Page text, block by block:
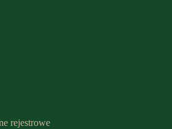
rejestrowe